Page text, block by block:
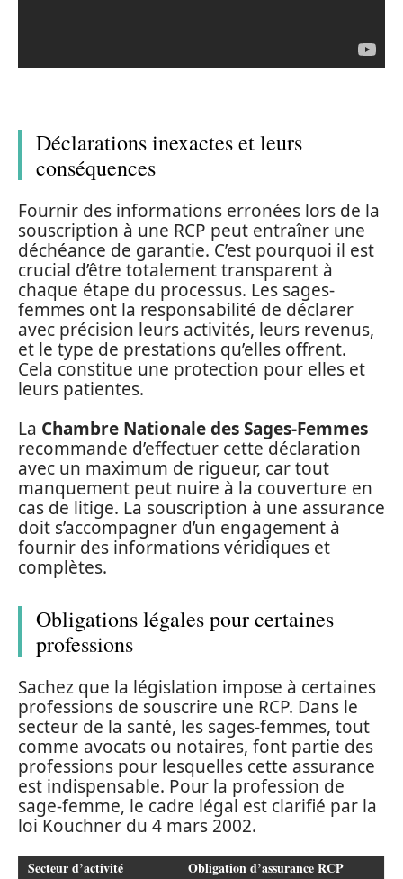
Déclarations inexactes et leurs
conséquences
Fournir des informations erronées lors de la
souscription à une RCP peut entraîner une
déchéance de garantie. C’est pourquoi il est
crucial d’être totalement transparent à
chaque étape du processus. Les sages-
femmes ont la responsabilité de déclarer
avec précision leurs activités, leurs revenus,
et le type de prestations qu’elles offrent.
Cela constitue une protection pour elles et
leurs patientes.
La Chambre Nationale des Sages-Femmes
recommande d’effectuer cette déclaration
avec un maximum de rigueur, car tout
manquement peut nuire à la couverture en
cas de litige. La souscription à une assurance
doit s’accompagner d’un engagement à
fournir des informations véridiques et
complètes.
Obligations légales pour certaines
professions
Sachez que la législation impose à certaines
professions de souscrire une RCP. Dans le
secteur de la santé, les sages-femmes, tout
comme avocats ou notaires, font partie des
professions pour lesquelles cette assurance
est indispensable. Pour la profession de
sage-femme, le cadre légal est clarifié par la
loi Kouchner du 4 mars 2002.
Secteur d’activité Obligation d’assurance RCP